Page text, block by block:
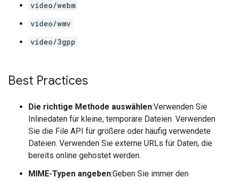
video/webm
video/wmv
video/3gpp
Best Practices
Die richtige Methode auswählen:Verwenden Sie
Inlinedaten für kleine, temporäre Dateien. Verwenden
Sie die File API für größere oder häufig verwendete
Dateien. Verwenden Sie externe URLs für Daten, die
bereits online gehostet werden.
MIME-Typen angeben:Geben Sie immer den